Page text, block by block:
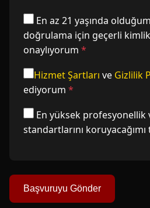
En az 21 yaşında
doğrulama için geçerli kimlik
onaylıyorum *
Hizmet Şartları ve Gizlilik
ediyorum *
En yüksek profesyonellik
standartlarını
Başvuruyu Gönder